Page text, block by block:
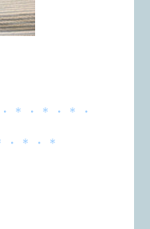
＊・＊・＊・
・＊・＊